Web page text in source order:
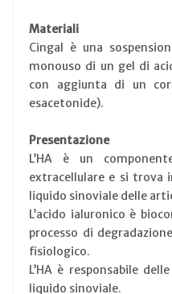
Materiali
Cingal è una
monouso di un gel di
con aggiunta di un
esacetonide).
Presentazione
L’HA è un
extracellulare e si trova
liquido sinoviale delle
L’acido ialuronico è
processo di
fisiologico.
L’HA è responsabile
liquido sinoviale.